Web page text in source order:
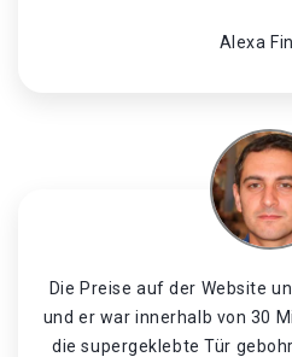
Alexa
Die Preise auf der Website
und er war innerhalb von 30
die supergeklebte Tür